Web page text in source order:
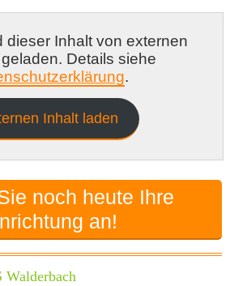
der Gemeinde Walderbach
in Walderbach
dieser Inhalt von externen
Details siehe
.
Inhalt laden
noch heute Ihre
an!